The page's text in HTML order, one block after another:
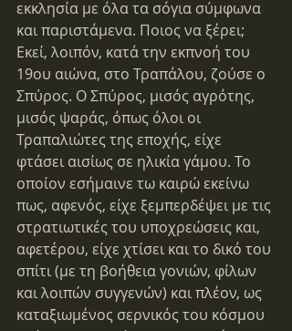
εκκλησία με όλα τα σόγια σύμφωνα
και παριστάμενα. Ποιος να ξέρει;
Εκεί, λοιπόν, κατά την εκπνοή του
19ου αιώνα, στο Τραπάλου, ζούσε ο
Σπύρος. Ο Σπύρος, μισός αγρότης,
μισός ψαράς, όπως όλοι οι
Τραπαλιώτες της εποχής, είχε
φτάσει αισίως σε ηλικία γάμου. Το
οποίον εσήμαινε τω καιρώ εκείνω
πως, αφενός, είχε ξεμπερδέψει με τις
στρατιωτικές του υποχρεώσεις και,
αφετέρου, είχε χτίσει και το δικό του
σπίτι (με τη βοήθεια γονιών, φίλων
και λοιπών συγγενών) και πλέον, ως
καταξιωμένος σερνικός του κόσμου